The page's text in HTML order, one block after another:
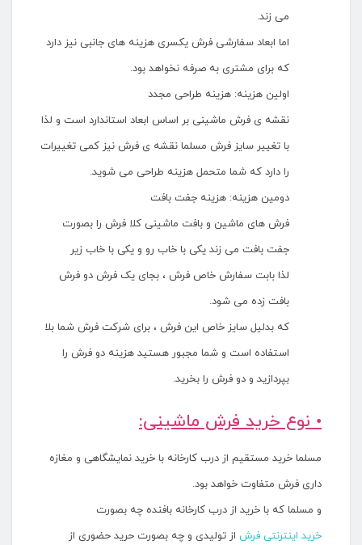
می زند.
اما ابعاد سفارشی فرش یکسری هزینه های جانبی نیز دارد
که برای مشتری به صرفه نخواهد بود.
اولین هزینه: هزینه طراحی مجدد
نقشه ی فرش ماشینی بر اساس ابعاد استاندارد است و لذا
با تغییر سایز فرش مسلما نقشه ی فرش نیز کمی تغییرات
را دارد که شما متحمل هزینه طراحی می شوید.
دومین هزینه: هزینه جفت بافت
فرش های ماشین و بافت ماشینی کلا فرش را بصورت
جفت بافت می زند یکی با خاب رو و یکی با خاب زیر
لذا بابت سفارش خاص فرش ، بجای یک فرش دو فرش
بافت زده می شود.
که بدلیل سایز خاص این فرش ، برای شرکت فرش شما بلا
استفاده است و شما مجبور هستید هزینه دو فرش را
بپردازید و دو فرش را بخرید.
• نوع خرید فرش ماشینی:
مسلما خرید مستقیم از درب کارخانه با خرید نمایشگاهی و مغازه
داری فرش متفاوت خواهد بود.
و مسلما که با خرید از درب کارخانه بافنده چه بصورت
خرید اینترنتی فرش از تولیدی و چه بصورت حرید حضوری از